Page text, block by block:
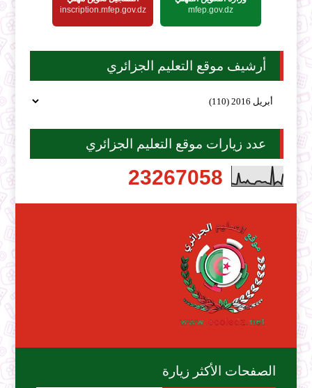
mfep.gov.dz
inscription.mfep.gov.dz
أرشيف موقع التعليم الجزائري
عدد زيارات موقع التعليم الجزائري
23267058
الصفحات الأكثر زيارة